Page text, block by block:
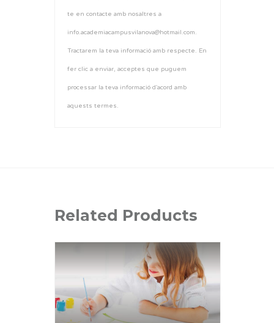
te en contacte amb nosaltres a
info.academiacampusvilanova@hotmail.com.
Tractarem la teva informació amb respecte. En
fer clic a enviar, acceptes que puguem
processar la teva informació d'acord amb
aquests termes.
Related Products